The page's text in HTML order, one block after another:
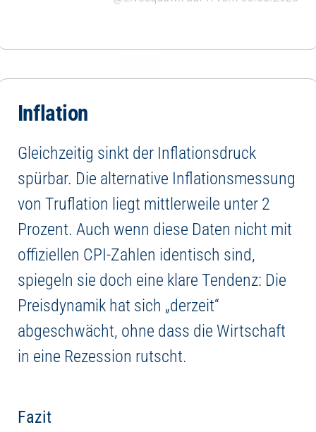
Inflation
Gleichzeitig sinkt der Inflationsdruck
spürbar. Die alternative Inflationsmessung
von Truflation liegt mittlerweile unter 2
Prozent. Auch wenn diese Daten nicht mit
offiziellen CPI-Zahlen identisch sind,
spiegeln sie doch eine klare Tendenz: Die
Preisdynamik hat sich „derzeit“
abgeschwächt, ohne dass die Wirtschaft
in eine Rezession rutscht.
Fazit